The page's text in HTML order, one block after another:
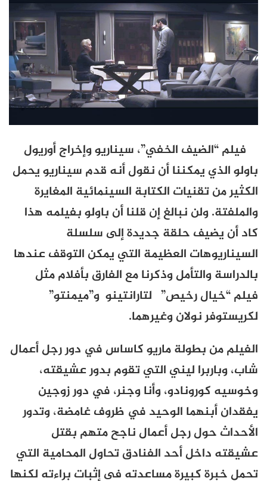
فيلم “الضيف الخفي”، سيناريو وإخراج أوريول
باولو الذي يمكننا أن نقول أنه قدم سيناريو يحمل
الكثير من تقنيات الكتابة السينمائية المغايرة
والملفتة. ولن نبالغ إن قلنا أن باولو بفيلمه هذا
كاد أن يضيف حلقة جديدة إلى سلسلة
السيناريوهات العظيمة التي يمكن التوقف عندها
بالدراسة والتأمل وذكرنا مع الفارق بأفلام مثل
فيلم “خيال رخيص” لتارانتينو و”ميمنتو”
لكريستوفر نولان وغيرهما.
الفيلم من بطولة ماريو كاساس في دور رجل أعمال
شاب، وباربرا ليني التي تقوم بدور عشيقته،
وخوسيه كورونادو، وأنا وجنر، في دور زوجين
يفقدان أبنهما الوحيد في ظروف غامضة، وتدور
الأحداث حول رجل أعمال ناجح متهم بقتل
عشيقته داخل أحد الفنادق تحاول المحامية التي
تحمل خبرة كبيرة مساعدته فى إثبات براءته لكنها